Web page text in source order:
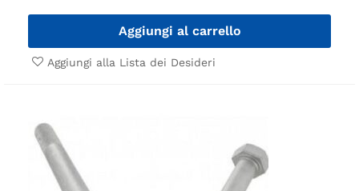
Aggiungi al carrello
Aggiungi alla Lista dei Desideri